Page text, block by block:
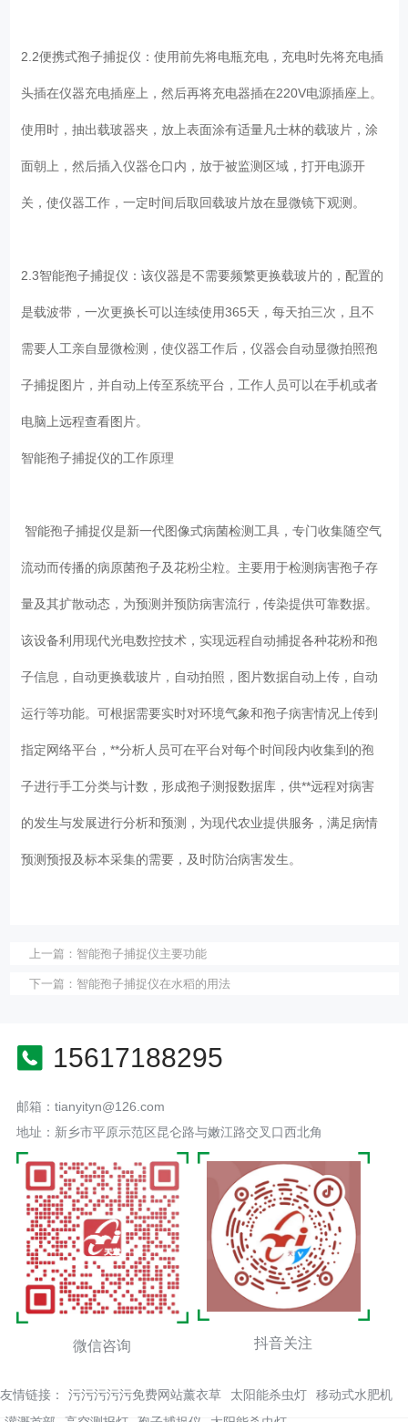
2.2便携式孢子捕捉仪：使用前先将电瓶充电，充电时先将充电插
头插在仪器充电插座上，然后再将充电器插在220V电源插座上。
使用时，抽出载玻器夹，放上表面涂有适量凡士林的载玻片，涂
面朝上，然后插入仪器仓口内，放于被监测区域，打开电源开
关，使仪器工作，一定时间后取回载玻片放在显微镜下观测。
2.3智能孢子捕捉仪：该仪器是不需要频繁更换载玻片的，配置的
是载波带，一次更换长可以连续使用365天，每天拍三次，且不
需要人工亲自显微检测，使仪器工作后，仪器会自动显微拍照孢
子捕捉图片，并自动上传至系统平台，工作人员可以在手机或者
电脑上远程查看图片。
智能孢子捕捉仪的工作原理
智能孢子捕捉仪是新一代图像式病菌检测工具，专门收集随空气
流动而传播的病原菌孢子及花粉尘粒。主要用于检测病害孢子存
量及其扩散动态，为预测并预防病害流行，传染提供可靠数据。
该设备利用现代光电数控技术，实现远程自动捕捉各种花粉和孢
子信息，自动更换载玻片，自动拍照，图片数据自动上传，自动
运行等功能。可根据需要实时对环境气象和孢子病害情况上传到
指定网络平台，**分析人员可在平台对每个时间段内收集到的孢
子进行手工分类与计数，形成孢子测报数据库，供**远程对病害
的发生与发展进行分析和预测，为现代农业提供服务，满足病情
预测预报及标本采集的需要，及时防治病害发生。
上一篇： 智能孢子捕捉仪主要功能
下一篇： 智能孢子捕捉仪在水稻的用法
15617188295
邮箱：tianyityn@126.com
地址：新乡市平原示范区昆仑路与嫩江路交叉口西北角
微信咨询 抖音关注
友情链接： 污污污污污免费网站薰衣草 太阳能杀虫灯
移动式水肥机